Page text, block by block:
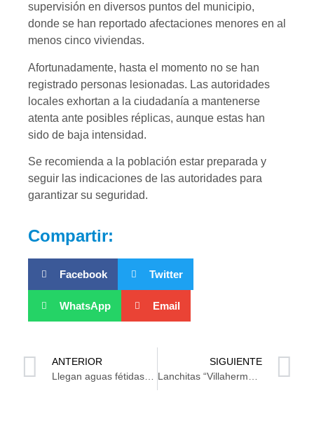
supervisión en diversos puntos del municipio,
donde se han reportado afectaciones menores en al
menos cinco viviendas.
Afortunadamente, hasta el momento no se han
registrado personas lesionadas. Las autoridades
locales exhortan a la ciudadanía a mantenerse
atenta ante posibles réplicas, aunque estas han
sido de baja intensidad.
Se recomienda a la población estar preparada y
seguir las indicaciones de las autoridades para
garantizar su seguridad.
Compartir:
Facebook Twitter
WhatsApp Email
ANTERIOR
SIGUIENTE